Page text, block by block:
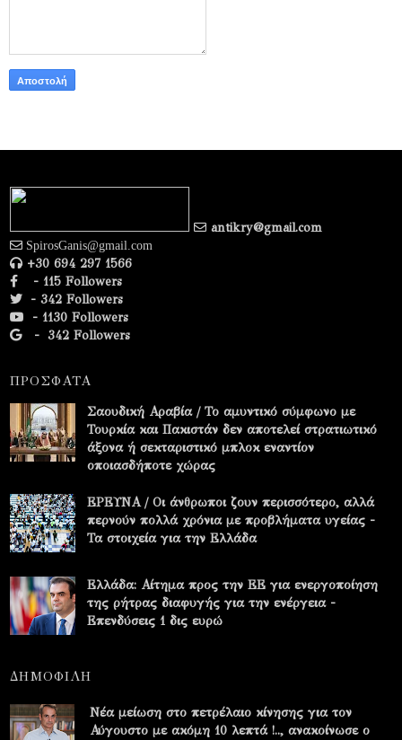
antikry@gmail.com
SpirosGanis@gmail.com
+30 694 297 1566
- 115 Followers
- 342 Followers
- 1130 Followers
- 342 Followers
ΠΡΟΣΦΑΤΑ
Σαουδική Αραβία / Το αμυντικό σύμφωνο με
Τουρκία και Πακιστάν δεν αποτελεί στρατιωτικό
άξονα ή σεκταριστικό μπλοκ εναντίον
οποιασδήποτε χώρας
ΕΡΕΥΝΑ / Οι άνθρωποι ζουν περισσότερο, αλλά
περνούν πολλά χρόνια με προβλήματα υγείας -
Τα στοιχεία για την Ελλάδα
Ελλάδα: Αίτημα προς την ΕΕ για ενεργοποίηση
της ρήτρας διαφυγής για την ενέργεια -
Επενδύσεις 1 δις ευρώ
ΔΗΜΟΦΙΛΗ
Νέα μείωση στο πετρέλαιο κίνησης για τον
Αύγουστο με ακόμη 10 λεπτά !.., ανακοίνωσε ο